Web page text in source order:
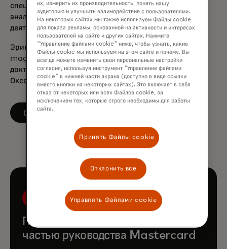
специализировался на стратегии выхода на рынок,
анализе обменов и анализе затрат на основе
деятельности в платежной индустрии.
Эрик получил степень бакалавра искусств с отличием
magna cum laude по истории в Корнелле и
докторскую степень по современной истории в
Оксфордском университете.
Следите за LinkedIn
opens in a new tab
Познакомьтесь с остальной
частью руководства Mastercard
их, измерить их производительность, понять нашу
аудиторию и улучшить взаимодействие с пользователями.
На некоторых сайтах мы также используем Файлы cookie
для показа рекламы, основанной на активности и интересах
пользователей на сайте и других сайтах. Нажмите
"Управление файлами cookie" ниже, чтобы узнать, какие
Файлы cookie мы используем на этом сайте и почему. Вы
всегда можете изменить свои персональные настройки
согласия, используя инструмент "Управление файлами
cookie" в нижней части экрана (доступно в виде ссылки
вместо кнопки на некоторых сайтах). Это включает в себя
отказ от некоторых или всех Файлов cookie, за
исключением тех, которые строго необходимы для работы
сайта.
Принять Файлы cookie
Отклонить все
Управлять Файлами cookie